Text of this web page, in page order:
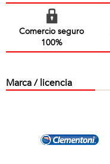
Comercio seguro
100%
Marca / licencia